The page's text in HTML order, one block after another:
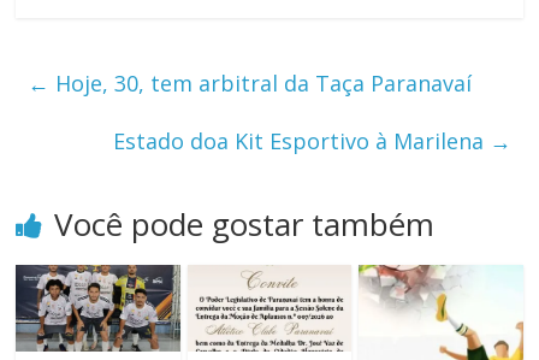
← Hoje, 30, tem arbitral da Taça Paranavaí
Estado doa Kit Esportivo à Marilena →
Você pode gostar também